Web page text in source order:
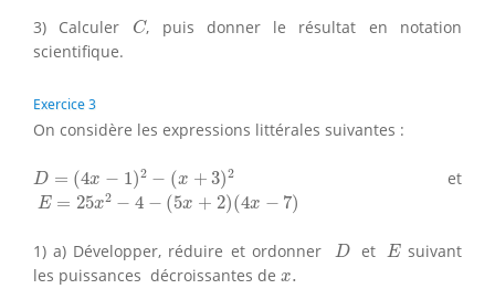
3) Calculer C
C, puis donner le résultat en notation
scientifique.
Exercice 3
On considère les expressions littérales suivantes :
D = (4x − 1)2 − (x + 3)2
D= x− −(x ) et
E = 25x2 − 4 − (5x + 2)(4x − 7)
E= 25x2 − −(5 +2) 4 x−7)
1) a) Développer, réduire et ordonnerD
D et E
Esuivant
les puissances décroissantes de x.
x